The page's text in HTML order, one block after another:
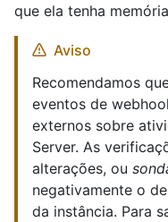
que ela tenha
Aviso
Recomendamos
eventos de
externos sobre
Server. As
alterações, ou
negativamente o
da instância. Para